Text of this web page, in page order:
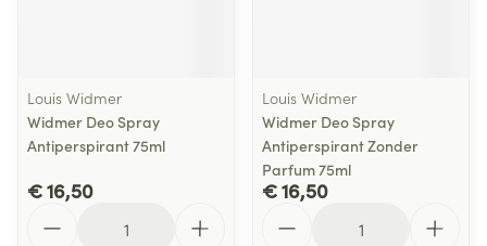
Louis Widmer
Widmer Deo Spray
Antiperspirant 75ml
€ 16,50
Louis Widmer
Widmer Deo Spray
Antiperspirant Zonder
Parfum 75ml
€ 16,50